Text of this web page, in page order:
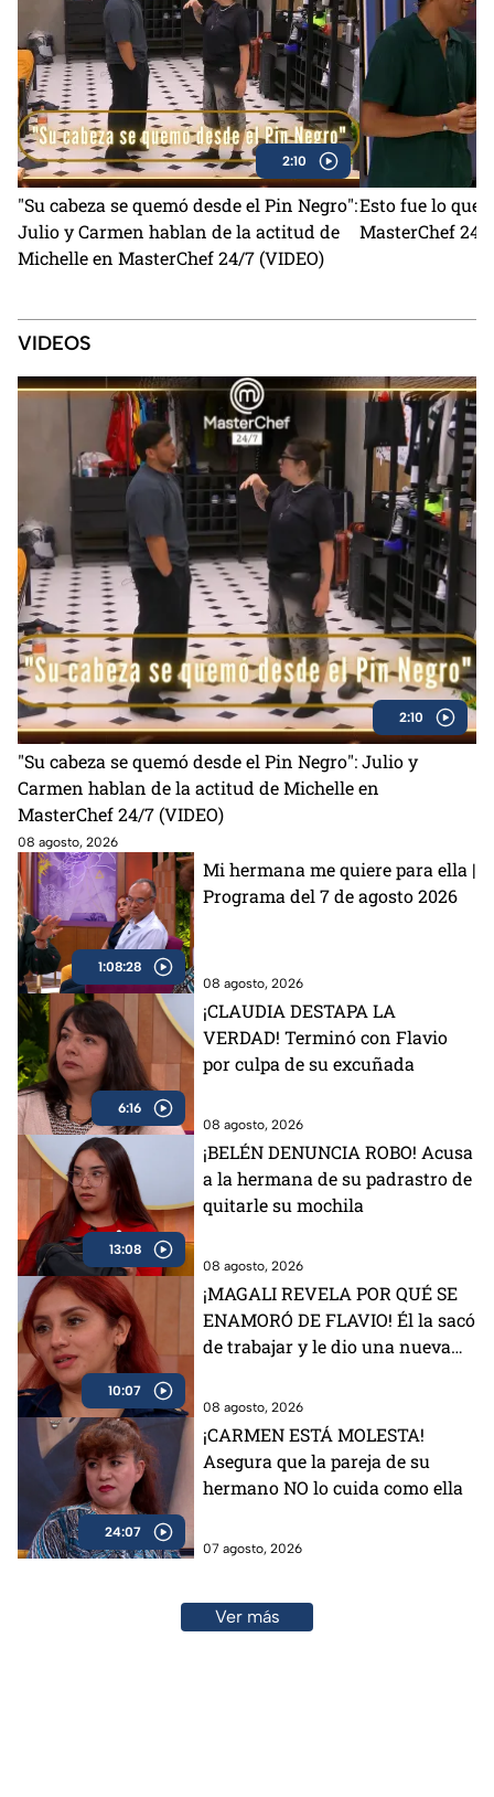
2:10
"Su cabeza se quemó desde el Pin Negro":
Julio y Carmen hablan de la actitud de
Michelle en MasterChef 24/7 (VIDEO)
Esto fue lo que
MasterChef 24/
VIDEOS
2:10
"Su cabeza se quemó desde el Pin Negro": Julio y
Carmen hablan de la actitud de Michelle en
MasterChef 24/7 (VIDEO)
08 agosto, 2026
1:08:28
Mi hermana me quiere para ella |
Programa del 7 de agosto 2026
08 agosto, 2026
6:16
¡CLAUDIA DESTAPA LA
VERDAD! Terminó con Flavio
por culpa de su excuñada
08 agosto, 2026
13:08
¡BELÉN DENUNCIA ROBO! Acusa
a la hermana de su padrastro de
quitarle su mochila
08 agosto, 2026
10:07
¡MAGALI REVELA POR QUÉ SE
ENAMORÓ DE FLAVIO! Él la sacó
de trabajar y le dio una nueva
08 agosto, 2026
24:07
¡CARMEN ESTÁ MOLESTA!
Asegura que la pareja de su
hermano NO lo cuida como ella
07 agosto, 2026
Ver más